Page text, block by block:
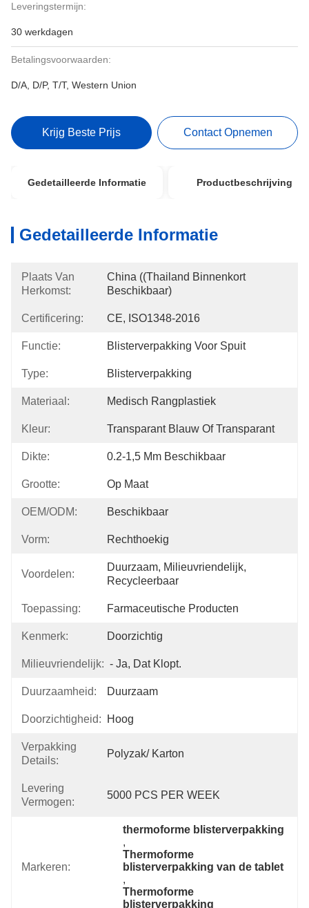
Leveringstermijn:
30 werkdagen
Betalingsvoorwaarden:
D/A, D/P, T/T, Western Union
Krijg Beste Prijs Contact Opnemen
Gedetailleerde Informatie Productbeschrijving
Gedetailleerde Informatie
Plaats Van
Herkomst:
China ((Thailand Binnenkort
Beschikbaar)
Certificering: CE, ISO1348-2016
Functie: Blisterverpakking Voor Spuit
Type: Blisterverpakking
Materiaal: Medisch Rangplastiek
Kleur: Transparant Blauw Of Transparant
Dikte: 0.2-1,5 Mm Beschikbaar
Grootte: Op Maat
OEM/ODM: Beschikbaar
Vorm: Rechthoekig
Voordelen:
Duurzaam, Milieuvriendelijk,
Recycleerbaar
Toepassing: Farmaceutische Producten
Kenmerk: Doorzichtig
Milieuvriendelijk: - Ja, Dat Klopt.
Duurzaamheid: Duurzaam
Doorzichtigheid: Hoog
Verpakking
Details:
Polyzak/ Karton
Levering
Vermogen:
5000 PCS PER WEEK
Markeren:
thermoforme blisterverpakking
,
Thermoforme
blisterverpakking van de tablet
,
Thermoforme
blisterverpakking